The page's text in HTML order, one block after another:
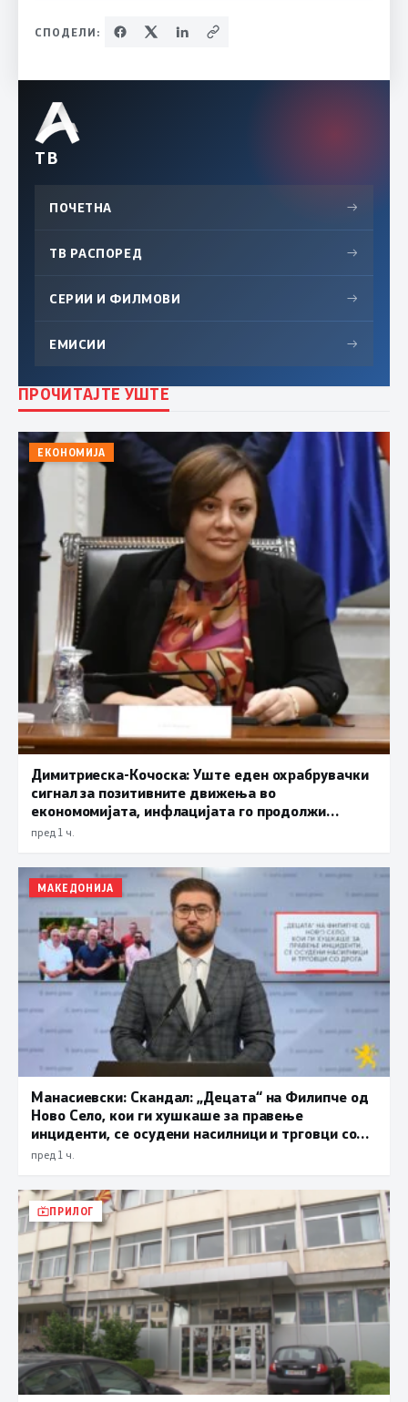
СПОДЕЛИ:
ТВ
ПОЧЕТНА →
ТВ РАСПОРЕД →
СЕРИИ И ФИЛМОВИ →
ЕМИСИИ →
ПРОЧИТАЈТЕ УШТЕ
ЕКОНОМИЈА
Димитриеска-Кочоска: Уште еден охрабрувачки
сигнал за позитивните движења во
економомијата, инфлацијата го продолжи
трендот на намалување и во јули изнесува 2,3
пред 1 ч.
МАКЕДОНИЈА
Манасиевски: Скандал: „Децата“ на Филипче од
Ново Село, кои ги хушкаше за правење
инциденти, се осудени насилници и трговци со
дрога
пред 1 ч.
ПРИЛОГ